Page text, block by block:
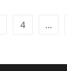
4 …